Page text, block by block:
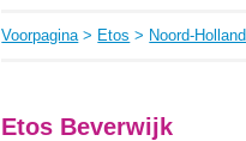
Voorpagina> Etos > Noord-Holland
Etos Beverwijk